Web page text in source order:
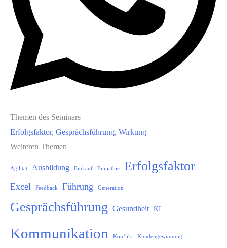
Themen des Seminars
Erfolgsfaktor, Gesprächsführung, Wirkung
Weiteren Themen
Agilität Ausbildung Einkauf Empathie Erfolgsfaktor
Excel Feedback Führung Generation
Gesprächsführung Gesundheit KI
Kommunikation Konflikt Kundengewinnung